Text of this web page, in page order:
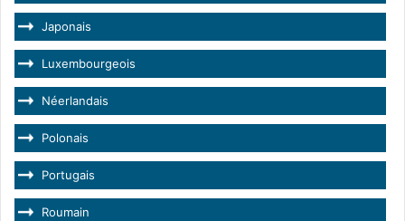
Japonais
Luxembourgeois
Néerlandais
Polonais
Portugais
Roumain